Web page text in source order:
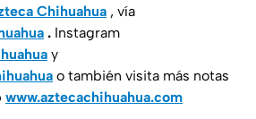
Chihuahua , vía
. Instagram
y
o también visita más notas
www.aztecachihuahua.com